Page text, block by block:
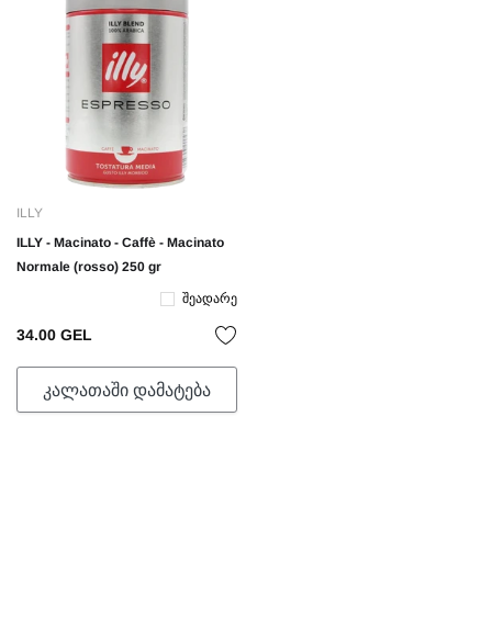
ILLY
ILLY - Macinato - Caffè - Macinato
Normale (rosso) 250 gr
Შეადარე
34.00 GEL
ᲙᲐᲚᲐᲗᲐᲨᲘ ᲓᲐᲛᲐᲢᲔᲑᲐ